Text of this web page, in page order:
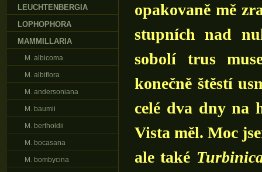
opakovaně mě
stupních nad
sobolí trus
konečně štěstí
celé dva dny na
Vista měl. Moc
ale také
LEUCHTENBERGIA
LOPHOPHORA
MAMMILLARIA
M. albicoma
M. albiflora
M. andersoniana
M. baumii
M. bertholdii
M. bocasana
M. bombycina